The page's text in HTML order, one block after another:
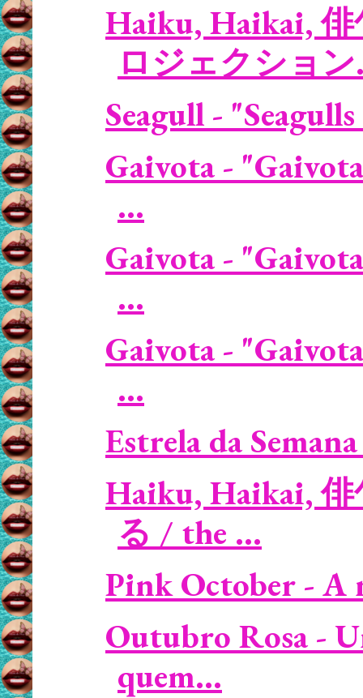
Haiku, Haikai, 俳
ロジェクショ
Seagull -
Gaivota -
...
Gaivota -
...
Gaivota -
...
Estrela da
Haiku, Haikai, 俳
る / the ...
Pink October - A
Outubro Rosa -
quem...